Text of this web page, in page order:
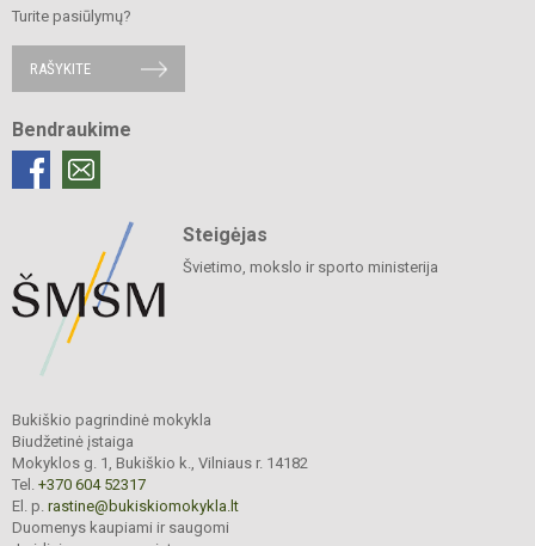
Turite pasiūlymų?
RAŠYKITE
Bendraukime
Steigėjas
Švietimo, mokslo ir sporto ministerija
Bukiškio pagrindinė mokykla
Biudžetinė įstaiga
Mokyklos g. 1, Bukiškio k., Vilniaus r. 14182
Tel. +370 604 52317
El. p. rastine@bukiskiomokykla.lt
Duomenys kaupiami ir saugomi